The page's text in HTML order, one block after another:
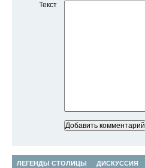
Текст
ЛЕГЕНДЫ СТОЛИЦЫ ДИСКУССИЯ